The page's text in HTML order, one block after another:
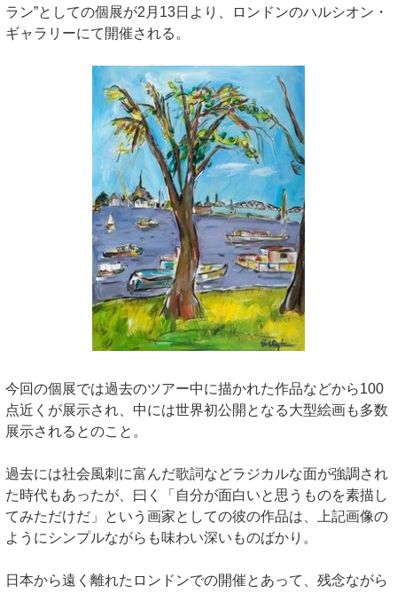
ラン”としての個展が2月13日より、ロンドンのハルシオン・
ギャラリーにて開催される。
今回の個展では過去のツアー中に描かれた作品などから100
点近くが展示され、中には世界初公開となる大型絵画も多数
展示されるとのこと。
過去には社会風刺に富んだ歌詞などラジカルな面が強調され
た時代もあったが、曰く「自分が面白いと思うものを素描し
てみただけだ」という画家としての彼の作品は、上記画像の
ようにシンプルながらも味わい深いものばかり。
日本から遠く離れたロンドンでの開催とあって、残念ながら